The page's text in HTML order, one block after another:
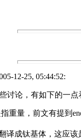
12-25, 05:44:52:
讨论，有如下的一点
指重量，前文有提到
译成钛基体，这应该